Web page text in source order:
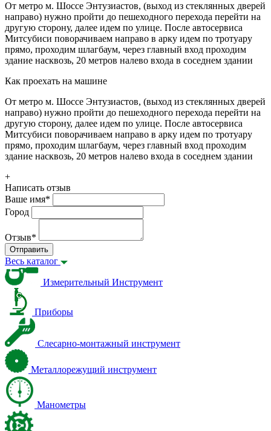
От метро м. Шоссе Энтузиастов, (выход из стеклянных дверей
направо) нужно пройти до пешеходного перехода перейти на
другую сторону, далее идем по улице. После автосервиса
Митсубиси поворачиваем направо в арку идем по тротуару
прямо, проходим шлагбаум, через главный вход проходим
здание насквозь, 20 метров налево входа в соседнем здании
Как проехать на машине
От метро м. Шоссе Энтузиастов, (выход из стеклянных дверей
направо) нужно пройти до пешеходного перехода перейти на
другую сторону, далее идем по улице. После автосервиса
Митсубиси поворачиваем направо в арку идем по тротуару
прямо, проходим шлагбаум, через главный вход проходим
здание насквозь, 20 метров налево входа в соседнем здании
+
Написать отзыв
Ваше имя*
Город
Отзыв*
Отправить
Весь каталог
Измерительный Инструмент
Приборы
Слесарно-монтажный инструмент
Металлорежущий инструмент
Манометры